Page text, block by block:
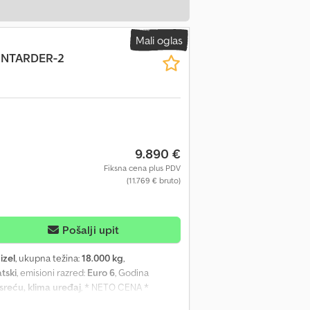
Mali oglas
2
9.890 €
Fiksna cena plus PDV
(11.769 € bruto)
Pošalji upit
, ukupna težina:18.000 kg,
, emisioni razred: Euro 6, Godina
klima uređaj, * NETO CENA *